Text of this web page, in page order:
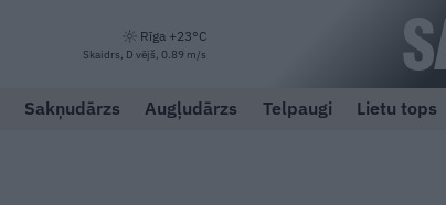
Rīga +23°C
Skaidrs, D vējš, 0.89 m/s
Sakņudārzs Augļudārzs Telpaugi Lietu tops